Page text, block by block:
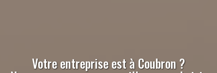
Votre entreprise est àCoubron?